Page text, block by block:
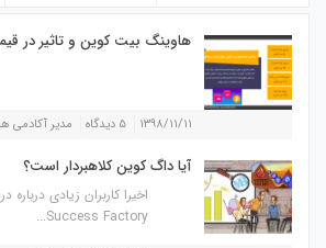
هاوینگ بیت کوین و تاثیر در
۱۳۹۸/۱۱/۱۱ ۵ دیدگاه مدیر آکادمی
آیا داگ کوین کلاهبردار است؟
اخیرا کاربران زیادی
Success Factory...